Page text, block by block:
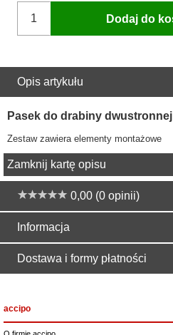
Dodaj do
Opis artykułu
Pasek do drabiny
Zestaw zawiera elementy montażowe
Zamknij kartę opisu
0,00 (0 opinii)
Informacja
Dostawa i formy płatności
accipo